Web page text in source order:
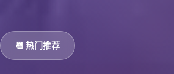
📆 热门推荐